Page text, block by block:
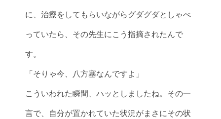
に、治療をしてもらいながらグダグダとしゃべ
っていたら、その先生にこう指摘されたんで
す。
「そりゃ今、八方塞なんですよ」
こういわれた瞬間、ハッとしましたね。その一
言で、自分が置かれていた状況がまさにその状